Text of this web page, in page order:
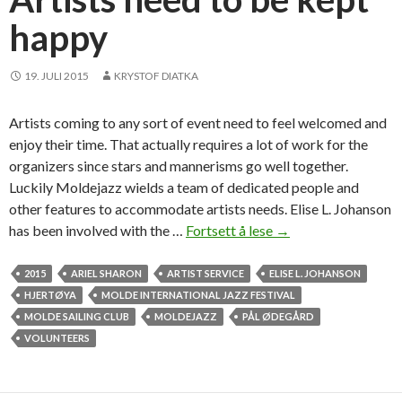
r
happy
19. JULI 2015 KRYSTOF DIATKA
Artists coming to any sort of event need to feel welcomed and
enjoy their time. That actually requires a lot of work for the
organizers since stars and mannerisms go well together.
Luckily Moldejazz wields a team of dedicated people and
other features to accommodate artists needs. Elise L. Johanson
has been involved with the … Fortsett å lese A
t
i
s
→
2015 ARIEL SHARON ARTIST SERVICE
ELISE L. JOHANSON
HJERTØYA
MOLDE INTERNATIONAL JAZZ FESTIVAL
MOLDE SAILING CLUB
MOLDEJAZZ
PÅL ØDEGÅRD
VOLUNTEERS